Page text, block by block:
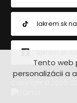
lakrem.sk na
lakrem.sk
Copyright © 2020-
Tento web
personalizácii a